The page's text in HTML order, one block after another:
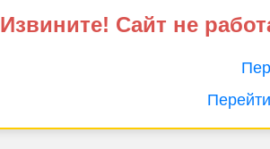
Извините! Сайт не